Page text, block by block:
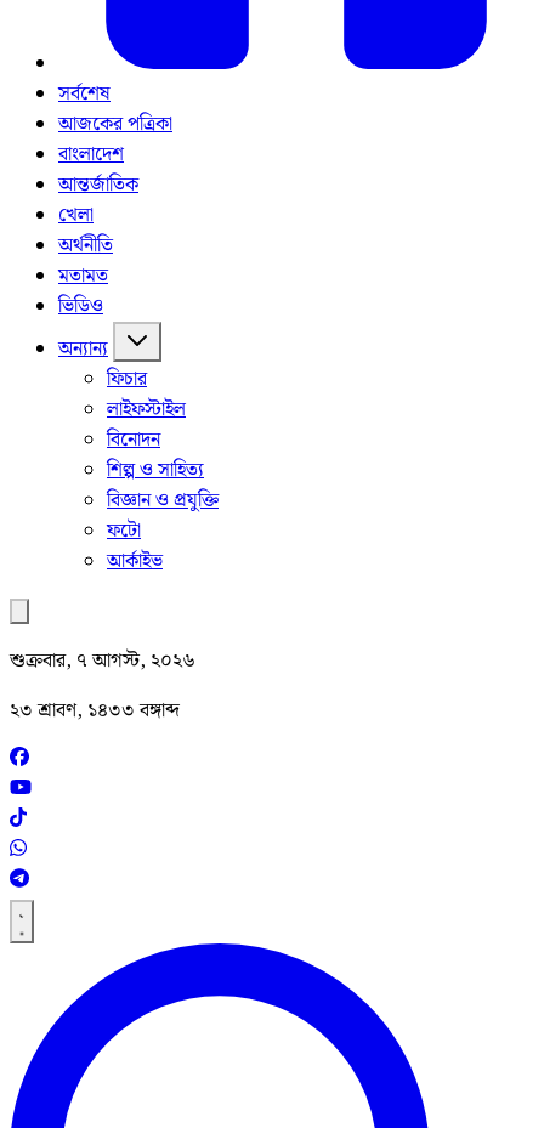
সর্বশেষ
আজকের পত্রিকা
বাংলাদেশ
আন্তর্জাতিক
খেলা
অর্থনীতি
মতামত
ভিডিও
অন্যান্য
ফিচার
লাইফস্টাইল
বিনোদন
শিল্প ও সাহিত্য
বিজ্ঞান ও প্রযুক্তি
ফটো
আর্কাইভ
শুক্রবার, ৭ আগস্ট, ২০২৬
২৩ শ্রাবণ, ১৪৩৩ বঙ্গাব্দ